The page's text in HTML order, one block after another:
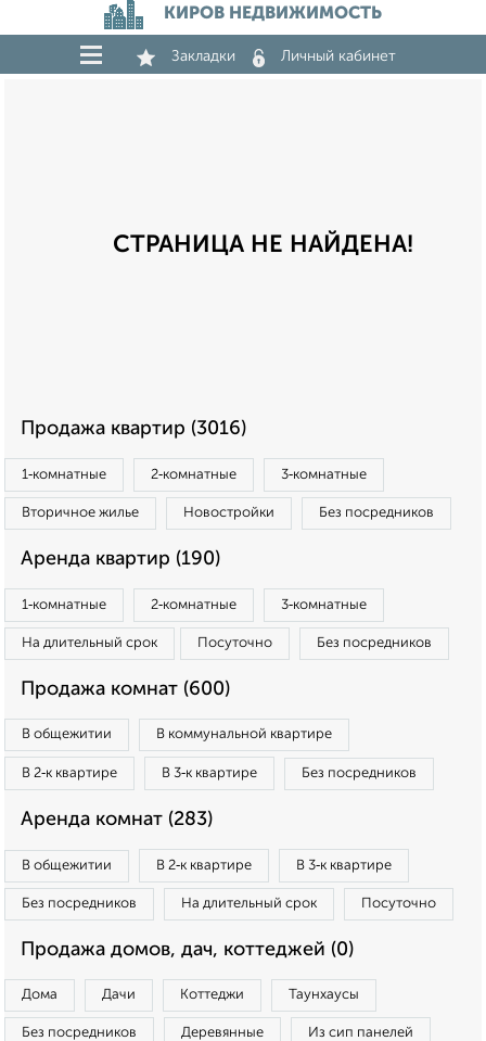
КИРОВ НЕДВИЖИМОСТЬ
Закладки Личный кабинет
СТРАНИЦА НЕ НАЙДЕНА!
Продажа квартир (3016)
1‑комнатные 2‑комнатные 3‑комнатные
Вторичное жилье Новостройки Без посредников
Аренда квартир (190)
1‑комнатные 2‑комнатные 3‑комнатные
На длительный срок Посуточно Без посредников
Продажа комнат (600)
В общежитии В коммунальной квартире
В 2‑к квартире В 3‑к квартире Без посредников
Аренда комнат (283)
В общежитии В 2‑к квартире В 3‑к квартире
Без посредников На длительный срок Посуточно
Продажа домов, дач, коттеджей (0)
Дома Дачи Коттеджи Таунхаусы
Без посредников Деревянные Из сип панелей